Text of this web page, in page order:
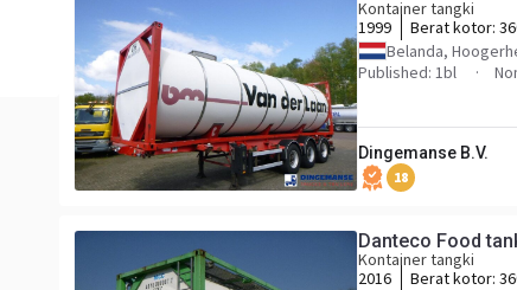
Kontainer tangki
1999
Berat kotor:
Belanda,
Published: 1bl
Dingemanse B.V.
18
Danteco Food
Kontainer tangki
2016
Berat kotor: